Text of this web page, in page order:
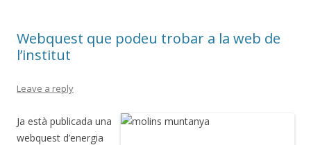
k
Webquest que podeu trobar a la web de
l’institut
Leave a reply
Ja està publicada una
webquest d’energia